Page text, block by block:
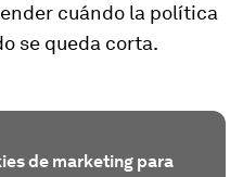
cuándo la política
se queda corta.
de marketing para